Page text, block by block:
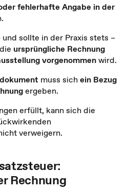
fehlerhafte Angabe in der
sollte in der Praxis stets –
ursprüngliche Rechnung
vorgenommenwird.
muss sichein Bezug
ergeben.
erfüllt, kann sich die
verweigern.
Rechnung